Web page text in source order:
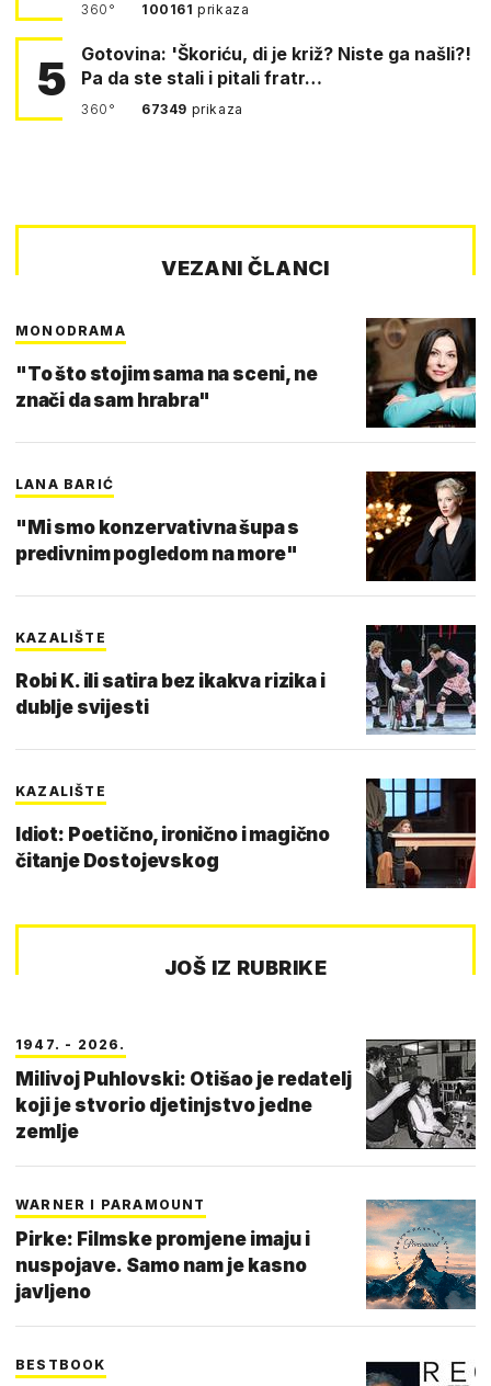
360° 100161prikaza
5
Gotovina: 'Škoriću, di je križ? Niste ga našli?!
Pa da ste stali i pitali fratr…
360° 67349 prikaza
VEZANI ČLANCI
MONODRAMA
"To što stojim sama na sceni, ne
znači da sam hrabra"
LANA BARIĆ
"Mi smo konzervativna šupa s
predivnim pogledom na more"
KAZALIŠTE
Robi K. ili satira bez ikakva rizika i
dublje svijesti
KAZALIŠTE
Idiot: Poetično, ironično i magično
čitanje Dostojevskog
JOŠ IZ RUBRIKE
1947. - 2026.
Milivoj Puhlovski: Otišao je redatelj
koji je stvorio djetinjstvo jedne
zemlje
WARNER I PARAMOUNT
Pirke: Filmske promjene imaju i
nuspojave. Samo nam je kasno
javljeno
BESTBOOK